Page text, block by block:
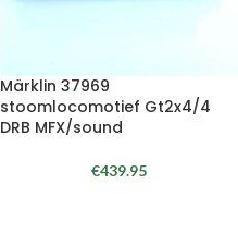
Märklin 37969
stoomlocomotief Gt2x4/4
DRB MFX/sound
€439.95